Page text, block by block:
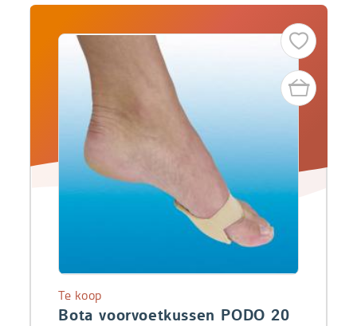
Bota voorvoetkussen PODO 20
Te koop